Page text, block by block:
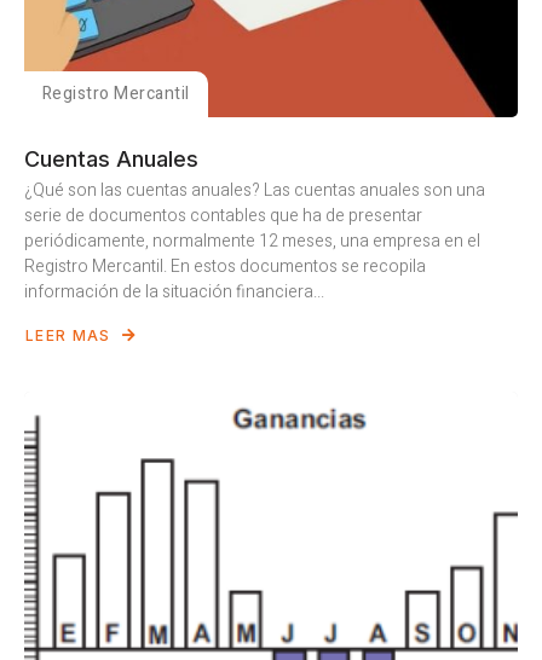
Registro Mercantil
Cuentas Anuales
¿Qué son las cuentas anuales? Las cuentas anuales son una
serie de documentos contables que ha de presentar
periódicamente, normalmente 12 meses, una empresa en el
Registro Mercantil. En estos documentos se recopila
información de la situación financiera...
LEER MAS